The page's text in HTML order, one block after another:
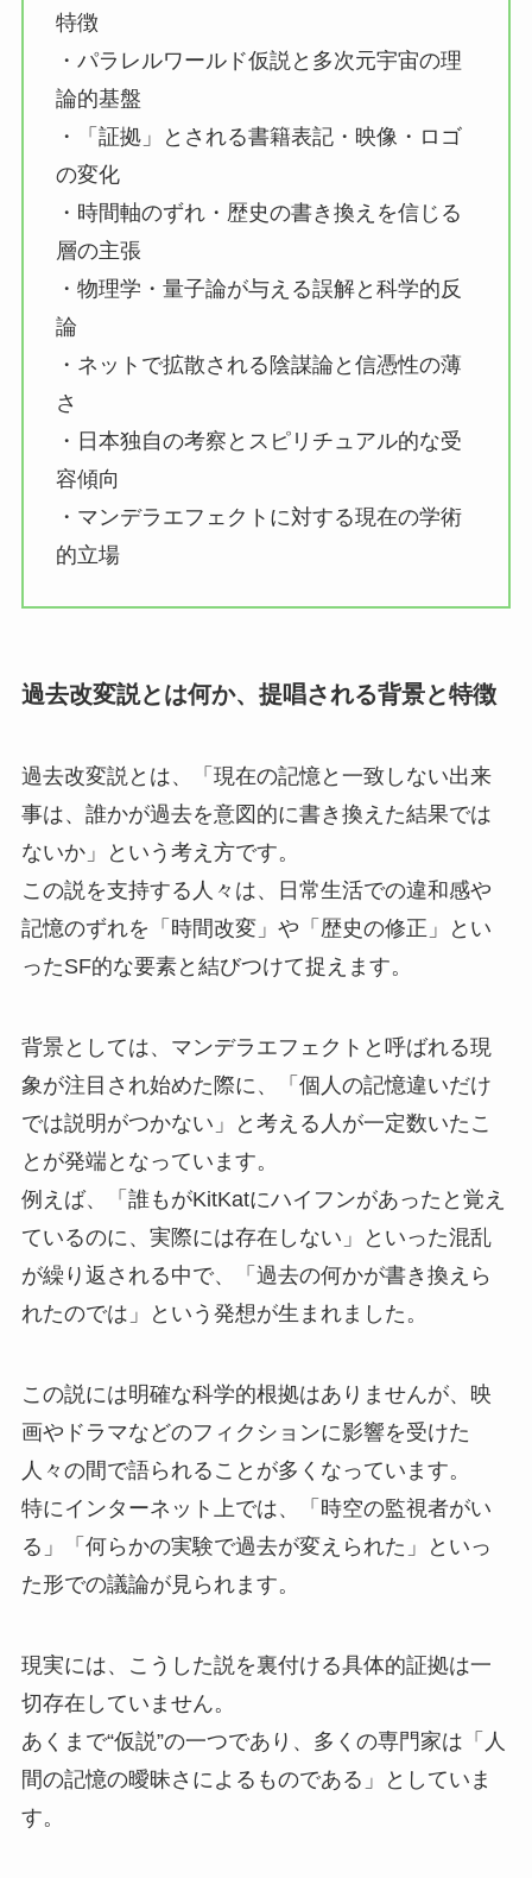
特徴
・パラレルワールド仮説と多次元宇宙の理
論的基盤
・「証拠」とされる書籍表記・映像・ロゴ
の変化
・時間軸のずれ・歴史の書き換えを信じる
層の主張
・物理学・量子論が与える誤解と科学的反
論
・ネットで拡散される陰謀論と信憑性の薄
さ
・日本独自の考察とスピリチュアル的な受
容傾向
・マンデラエフェクトに対する現在の学術
的立場
過去改変説とは何か、提唱される背景と特徴
過去改変説とは、「現在の記憶と一致しない出来
事は、誰かが過去を意図的に書き換えた結果では
ないか」という考え方です。
この説を支持する人々は、日常生活での違和感や
記憶のずれを「時間改変」や「歴史の修正」とい
ったSF的な要素と結びつけて捉えます。
背景としては、マンデラエフェクトと呼ばれる現
象が注目され始めた際に、「個人の記憶違いだけ
では説明がつかない」と考える人が一定数いたこ
とが発端となっています。
例えば、「誰もがKitKatにハイフンがあったと覚え
ているのに、実際には存在しない」といった混乱
が繰り返される中で、「過去の何かが書き換えら
れたのでは」という発想が生まれました。
この説には明確な科学的根拠はありませんが、映
画やドラマなどのフィクションに影響を受けた
人々の間で語られることが多くなっています。
特にインターネット上では、「時空の監視者がい
る」「何らかの実験で過去が変えられた」といっ
た形での議論が見られます。
現実には、こうした説を裏付ける具体的証拠は一
切存在していません。
あくまで“仮説”の一つであり、多くの専門家は「人
間の記憶の曖昧さによるものである」としていま
す。